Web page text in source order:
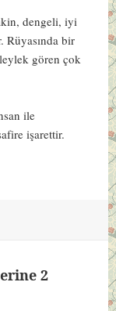
dengeli, iyi
Rüyasında bir
gören çok
ile
işarettir.
2